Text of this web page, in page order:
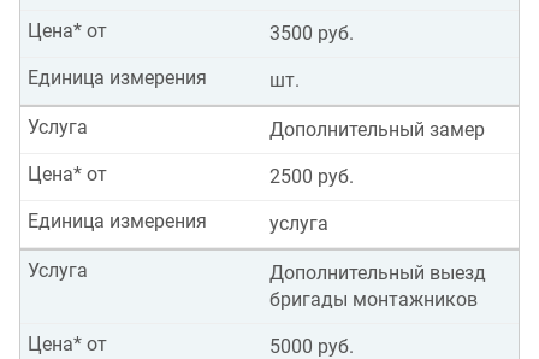
3500 руб.
Цена* от
шт.
Единица измерения
Дополнительный замер
Услуга
2500 руб.
Цена* от
услуга
Единица измерения
Дополнительный выезд
бригады монтажников
Услуга
5000 руб.
Цена* от